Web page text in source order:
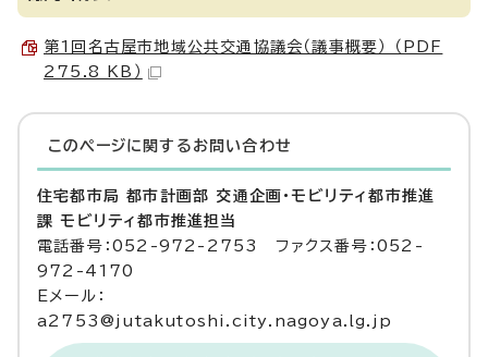
第1回名古屋市地域公共交通協議会（議事概要） （PDF
275.8 KB）
このページに関する お問い合わせ
住宅都市局 都市計画部 交通企画・モビリティ都市推進
課 モビリティ都市推進担当
電話番号：052-972-2753 ファクス番号：052-
972-4170
Eメール：
a2753@jutakutoshi.city.nagoya.lg.jp